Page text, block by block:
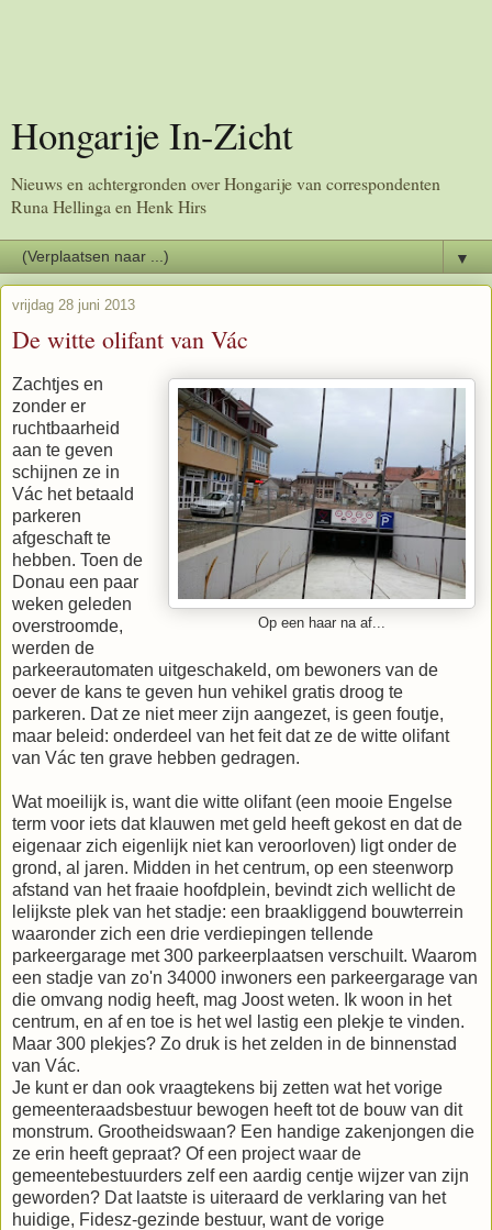
Hongarije In-Zicht
Nieuws en achtergronden over Hongarije van correspondenten
Runa Hellinga en Henk Hirs
▼
vrijdag 28 juni 2013
De witte olifant van Vác
Op een haar na af...
Zachtjes en
zonder er
ruchtbaarheid
aan te geven
schijnen ze in
Vác het betaald
parkeren
afgeschaft te
hebben. Toen de
Donau een paar
weken geleden
overstroomde,
werden de
parkeerautomaten uitgeschakeld, om bewoners van de
oever de kans te geven hun vehikel gratis droog te
parkeren. Dat ze niet meer zijn aangezet, is geen foutje,
maar beleid: onderdeel van het feit dat ze de witte olifant
van Vác ten grave hebben gedragen.
Wat moeilijk is, want die witte olifant (een mooie Engelse
term voor iets dat klauwen met geld heeft gekost en dat de
eigenaar zich eigenlijk niet kan veroorloven) ligt onder de
grond, al jaren. Midden in het centrum, op een steenworp
afstand van het fraaie hoofdplein, bevindt zich wellicht de
lelijkste plek van het stadje: een braakliggend bouwterrein
waaronder zich een drie verdiepingen tellende
parkeergarage met 300 parkeerplaatsen verschuilt. Waarom
een stadje van zo'n 34000 inwoners een parkeergarage van
die omvang nodig heeft, mag Joost weten. Ik woon in het
centrum, en af en toe is het wel lastig een plekje te vinden.
Maar 300 plekjes? Zo druk is het zelden in de binnenstad
van Vác.
Je kunt er dan ook vraagtekens bij zetten wat het vorige
gemeenteraadsbestuur bewogen heeft tot de bouw van dit
monstrum. Grootheidswaan? Een handige zakenjongen die
ze erin heeft gepraat? Of een project waar de
gemeentebestuurders zelf een aardig centje wijzer van zijn
geworden? Dat laatste is uiteraard de verklaring van het
huidige, Fidesz-gezinde bestuur, want de vorige